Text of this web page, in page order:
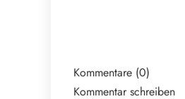
Kommentare (0)
Kommentar schreiben